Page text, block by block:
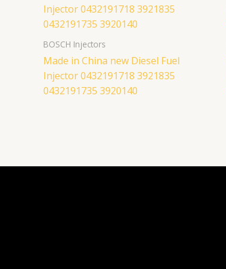
BOSCH Injectors
Made in China new Diesel Fuel
Injector 0432191718 3921835
0432191735 3920140